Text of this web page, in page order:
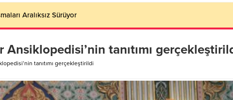
Geçiş Tercih ve Yerleştirme Kılavuzu yayımlandı – Nefes Gazetesi –
tanıtımı
tanıtımı gerçekleştirildi